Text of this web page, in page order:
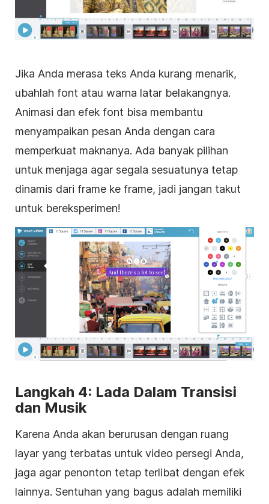
Jika Anda merasa teks Anda kurang menarik,
ubahlah font atau warna latar belakangnya.
Animasi dan efek font bisa membantu
menyampaikan pesan Anda dengan cara
memperkuat maknanya. Ada banyak pilihan
untuk menjaga agar segala sesuatunya tetap
dinamis dari frame ke frame, jadi jangan takut
untuk bereksperimen!
Langkah 4: Lada Dalam Transisi
dan Musik
Karena Anda akan berurusan dengan ruang
layar yang terbatas untuk video persegi Anda,
jaga agar penonton tetap terlibat dengan efek
lainnya. Sentuhan yang bagus adalah memiliki